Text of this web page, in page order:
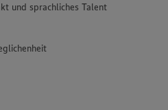
und sprachliches Talent